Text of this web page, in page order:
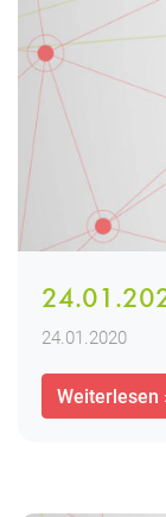
24.01.2020
Weiterlesen